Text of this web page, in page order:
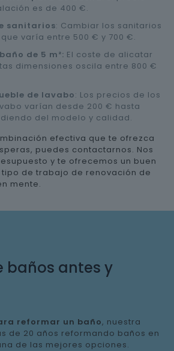
es de 400 €.
sanitarios: Cambiar los sanitarios
varía entre 500 € y 700 €.
de 5 m²: El coste de alicatar
dimensiones oscila entre 800 €
de lavabo: Los precios de los
varían desde 200 € hasta
del modelo y calidad.
efectiva que te ofrezca
puedes contactarnos. Nos
y te ofrecemos un buen
de trabajo de renovación de
mente.
baños antes y
reformar un baño, nuestra
de 20 años reformando baños en
de las mejores opciones.